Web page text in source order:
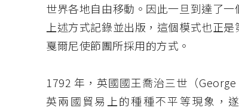
世界各地自由移動。因此一旦到達了
上述方式記錄並出版，這個模式也正
戛爾尼使節團所採用的方式。
1792 年，英國國王喬治三世（
英兩國貿易上的種種不平等現象，